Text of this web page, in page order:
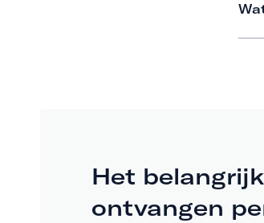
Het
ontvangen